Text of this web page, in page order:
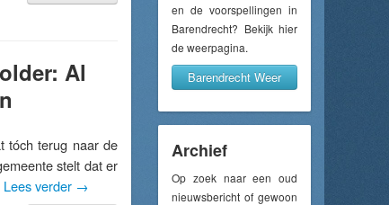
Al
tóch terug naar de
stelt dat er
Lees verder →
en de voorspellingen in
Barendrecht? Bekijk hier
de weerpagina.
Barendrecht Weer
Archief
Op zoek naar een oud
nieuwsbericht of gewoon